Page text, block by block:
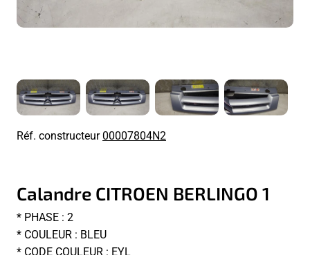
Réf. constructeur00007804N2
Calandre CITROEN BERLINGO 1
* PHASE : 2
* COULEUR : BLEU
* CODE COULEUR : EYL